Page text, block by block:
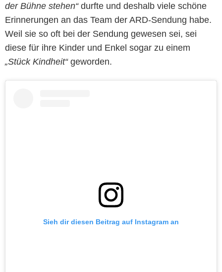
der Bühne stehen“durfte und deshalb viele schöne
Erinnerungen an das Team der ARD-Sendung habe.
Weil sie so oft bei der Sendung gewesen sei, sei
diese für ihre Kinder und Enkel sogar zu einem
„Stück Kindheit“geworden.
Sieh dir diesen Beitrag auf Instagram an